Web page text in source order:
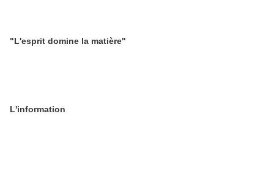
"L'esprit domine la matière"
L'information